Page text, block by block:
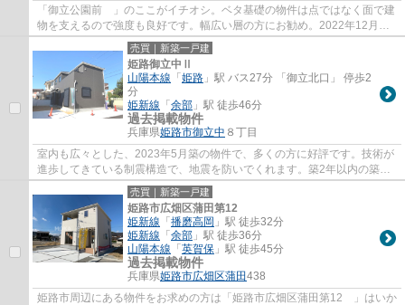
「御立公園前 」のここがイチオシ。ベタ基礎の物件は点ではなく面で建
物を支えるので強度も良好です。幅広い層の方にお勧め。2022年12月築
の室内も広々とした物件で来客応対にも安心...
売買｜新築一戸建
姫路御立中Ⅱ
山陽本線 「姫路 」駅 バス27分 「御立北口」 停歩2
分
姫新線 「余部 」駅 徒歩46分
過去掲載物件
兵庫県姫路市御立中 ８丁目
室内も広々とした、2023年5月築の物件で、多くの方に好評です。技術が
進歩してきている制震構造で、地震を防いでくれます。築2年以内の築浅
物件です。きれいな物件をお探しの方は、ぜ...
売買｜新築一戸建
姫路市広畑区蒲田第12
姫新線 「播磨高岡 」駅 徒歩32分
姫新線 「余部 」駅 徒歩36分
山陽本線 「英賀保 」駅 徒歩45分
過去掲載物件
兵庫県姫路市広畑区蒲田438
姫路市周辺にある物件をお求めの方は「姫路市広畑区蒲田第12 」はいか